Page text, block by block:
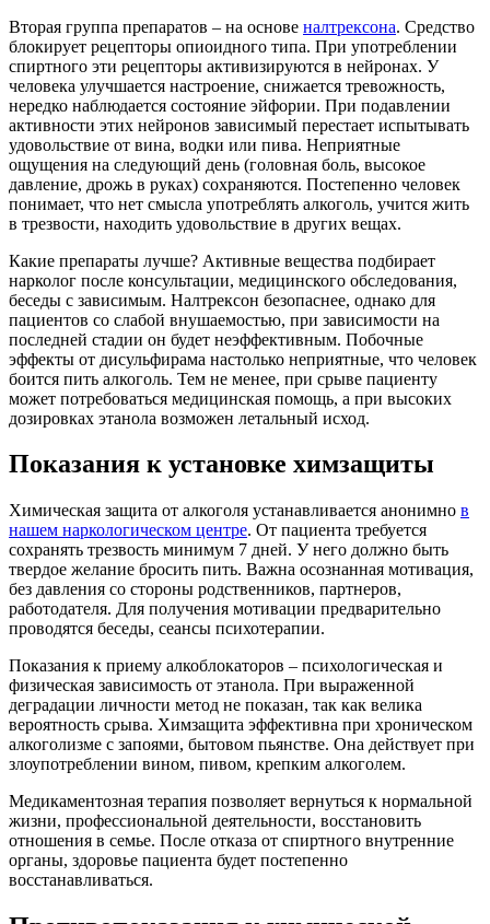
Вторая группа препаратов – на основе налтрексона. Средство
блокирует рецепторы опиоидного типа. При употреблении
спиртного эти рецепторы активизируются в нейронах. У
человека улучшается настроение, снижается тревожность,
нередко наблюдается состояние эйфории. При подавлении
активности этих нейронов зависимый перестает испытывать
удовольствие от вина, водки или пива. Неприятные
ощущения на следующий день (головная боль, высокое
давление, дрожь в руках) сохраняются. Постепенно человек
понимает, что нет смысла употреблять алкоголь, учится жить
в трезвости, находить удовольствие в других вещах.
Какие препараты лучше? Активные вещества подбирает
нарколог после консультации, медицинского обследования,
беседы с зависимым. Налтрексон безопаснее, однако для
пациентов со слабой внушаемостью, при зависимости на
последней стадии он будет неэффективным. Побочные
эффекты от дисульфирама настолько неприятные, что человек
боится пить алкоголь. Тем не менее, при срыве пациенту
может потребоваться медицинская помощь, а при высоких
дозировках этанола возможен летальный исход.
Показания к установке химзащиты
Химическая защита от алкоголя устанавливается анонимно в
нашем наркологическом центре. От пациента требуется
сохранять трезвость минимум 7 дней. У него должно быть
твердое желание бросить пить. Важна осознанная мотивация,
без давления со стороны родственников, партнеров,
работодателя. Для получения мотивации предварительно
проводятся беседы, сеансы психотерапии.
Показания к приему алкоблокаторов – психологическая и
физическая зависимость от этанола. При выраженной
деградации личности метод не показан, так как велика
вероятность срыва. Химзащита эффективна при хроническом
алкоголизме с запоями, бытовом пьянстве. Она действует при
злоупотреблении вином, пивом, крепким алкоголем.
Медикаментозная терапия позволяет вернуться к нормальной
жизни, профессиональной деятельности, восстановить
отношения в семье. После отказа от спиртного внутренние
органы, здоровье пациента будет постепенно
восстанавливаться.